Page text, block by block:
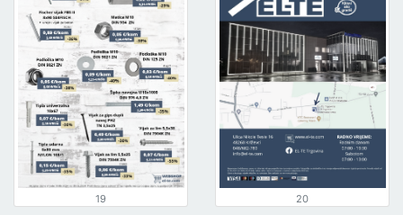
19 20